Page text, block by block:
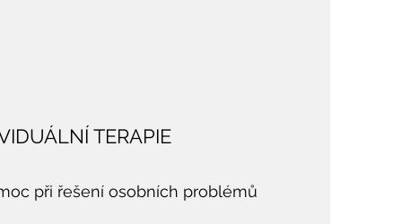
TERAPIE
při řešení osobních problémů